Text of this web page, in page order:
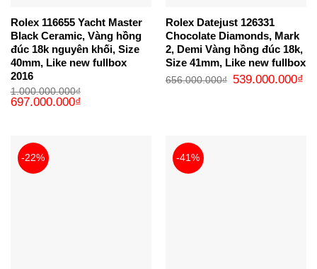
Rolex 116655 Yacht Master
Black Ceramic, Vàng hồng
đúc 18k nguyên khối, Size
40mm, Like new fullbox
2016
1.000.000.000₫
Giá
gốc
697.000.000₫Giá
Rolex Datejust 126331
Chocolate Diamonds, Mark
2, Demi Vàng hồng đúc 18k,
Size 41mm, Like new fullbox
656.000.000₫
Giá
gốc
539.000.000₫
-22% -41%